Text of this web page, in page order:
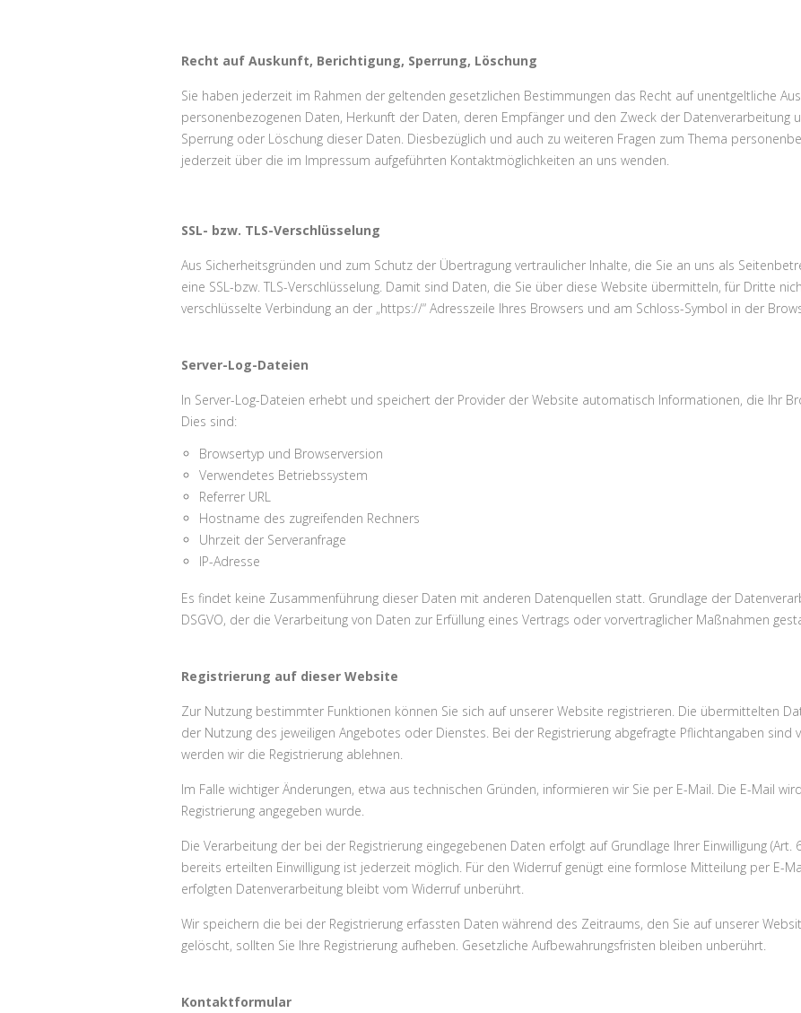
Recht auf Auskunft, Berichtigung, Sperrung, Löschung
Sie haben jederzeit im Rahmen der geltenden gesetzlichen Bestimmungen das Recht auf unentgeltliche
personenbezogenen Daten, Herkunft der Daten, deren Empfänger und den Zweck der Datenverarbeitung
Sperrung oder Löschung dieser Daten. Diesbezüglich und auch zu weiteren Fragen zum Thema
jederzeit über die im Impressum aufgeführten Kontaktmöglichkeiten an uns wenden.
SSL- bzw. TLS-Verschlüsselung
Aus Sicherheitsgründen und zum Schutz der Übertragung vertraulicher Inhalte, die Sie an uns als
eine SSL-bzw. TLS-Verschlüsselung. Damit sind Daten, die Sie über diese Website übermitteln, für Dritte
verschlüsselte Verbindung an der „https://“ Adresszeile Ihres Browsers und am Schloss-Symbol in der
Server-Log-Dateien
In Server-Log-Dateien erhebt und speichert der Provider der Website automatisch Informationen, die Ihr
Dies sind:
Browsertyp und Browserversion
Verwendetes Betriebssystem
Referrer URL
Hostname des zugreifenden Rechners
Uhrzeit der Serveranfrage
IP-Adresse
Es findet keine Zusammenführung dieser Daten mit anderen Datenquellen statt. Grundlage der
DSGVO, der die Verarbeitung von Daten zur Erfüllung eines Vertrags oder vorvertraglicher Maßnahmen
Registrierung auf dieser Website
Zur Nutzung bestimmter Funktionen können Sie sich auf unserer Website registrieren. Die übermittelten
der Nutzung des jeweiligen Angebotes oder Dienstes. Bei der Registrierung abgefragte Pflichtangaben sind
werden wir die Registrierung ablehnen.
Im Falle wichtiger Änderungen, etwa aus technischen Gründen, informieren wir Sie per E-Mail. Die E-Mail
Registrierung angegeben wurde.
Die Verarbeitung der bei der Registrierung eingegebenen Daten erfolgt auf Grundlage Ihrer Einwilligung (Art.
bereits erteilten Einwilligung ist jederzeit möglich. Für den Widerruf genügt eine formlose Mitteilung per E-
erfolgten Datenverarbeitung bleibt vom Widerruf unberührt.
Wir speichern die bei der Registrierung erfassten Daten während des Zeitraums, den Sie auf unserer
gelöscht, sollten Sie Ihre Registrierung aufheben. Gesetzliche Aufbewahrungsfristen bleiben unberührt.
Kontaktformular